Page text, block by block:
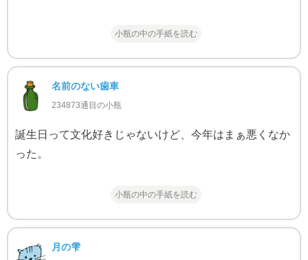
小瓶の中の手紙を読む
名前のない歯車
234873通目の小瓶
誕生日って文化好きじゃないけど、今年はまぁ悪くなか
った。
小瓶の中の手紙を読む
月の雫